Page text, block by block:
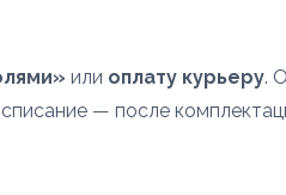
или оплату курьеру.
— после